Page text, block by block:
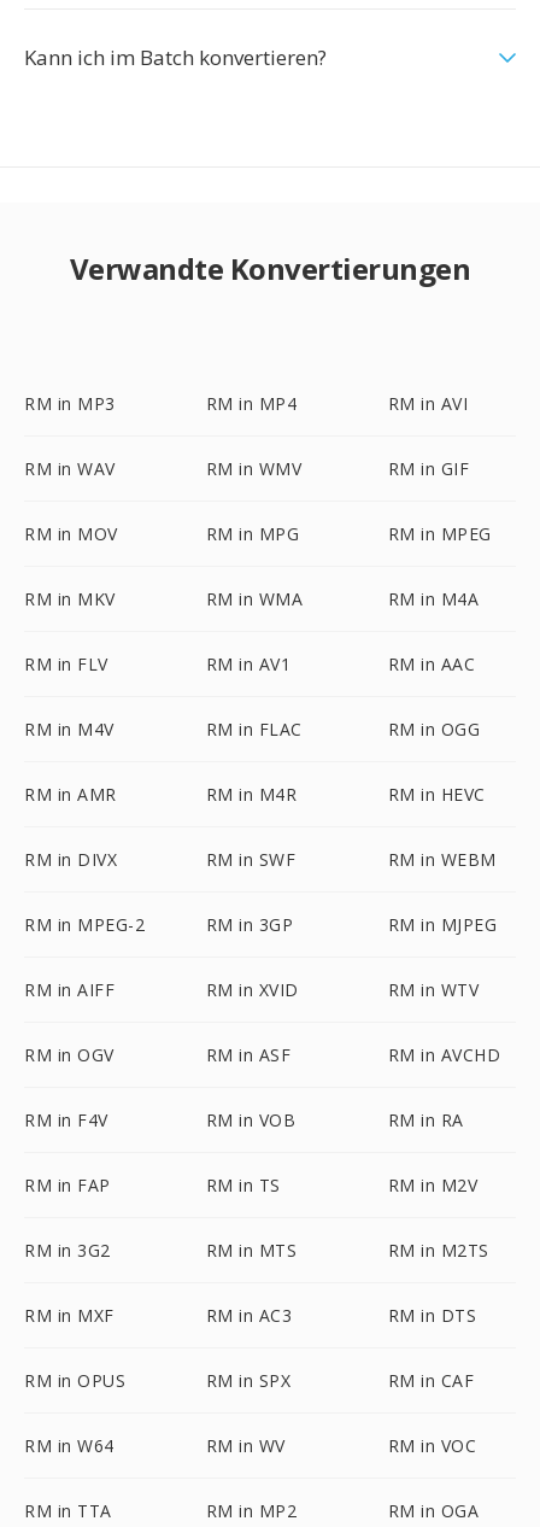
Kann ich im Batch konvertieren?
Verwandte Konvertierungen
RM in MP3 RM in MP4 RM in AVI
RM in WAV RM in WMV RM in GIF
RM in MOV RM in MPG RM in MPEG
RM in MKV RM in WMA RM in M4A
RM in FLV RM in AV1 RM in AAC
RM in M4V RM in FLAC RM in OGG
RM in AMR RM in M4R RM in HEVC
RM in DIVX RM in SWF RM in WEBM
RM in MPEG-2 RM in 3GP RM in MJPEG
RM in AIFF RM in XVID RM in WTV
RM in OGV RM in ASF RM in AVCHD
RM in F4V RM in VOB RM in RA
RM in FAP RM in TS RM in M2V
RM in 3G2 RM in MTS RM in M2TS
RM in MXF RM in AC3 RM in DTS
RM in OPUS RM in SPX RM in CAF
RM in W64 RM in WV RM in VOC
RM in TTA RM in MP2 RM in OGA